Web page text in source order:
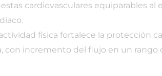
cardiovasculares equiparables
física fortalece la protección
con incremento del flujo en un rango